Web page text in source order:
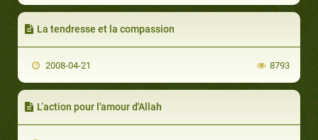
La tendresse et la compassion
2008-04-21 8793
L’action pour l'amour d'Allah